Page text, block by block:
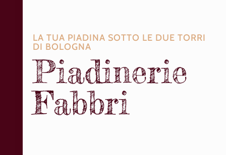
LA TUA PIADINA SOTTO LE DUE TORRI
DI BOLOGNA
Piadinerie
Fabbri